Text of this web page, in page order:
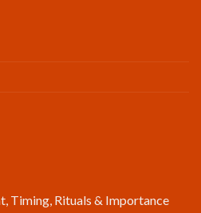
Timing, Rituals & Importance